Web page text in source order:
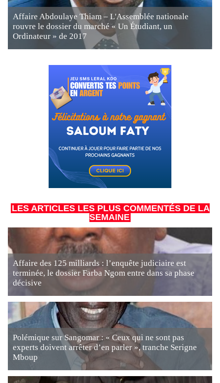
Affaire Abdoulaye Thiam – L'Assemblée nationale
rouvre le dossier du marché « Un Étudiant, un
Ordinateur » de 2017
LES ARTICLES LES PLUS COMMENTÉS DE LA
SEMAINE
Affaire des 125 milliards : l’enquête judiciaire est
terminée, le dossier Farba Ngom entre dans sa phase
décisive
Polémique sur Sangomar : « Ceux qui ne sont pas
experts doivent arrêter d’en parler », tranche Serigne
Mboup